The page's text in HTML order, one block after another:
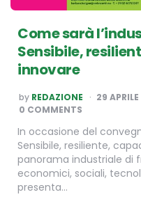
Come sarà
Sensibile,
innovare
POSTED
BY
by REDAZIONE 29
0 COMMENTS
In occasione del
Sensibile, resiliente,
panorama industriale di
economici, sociali,
presenta…